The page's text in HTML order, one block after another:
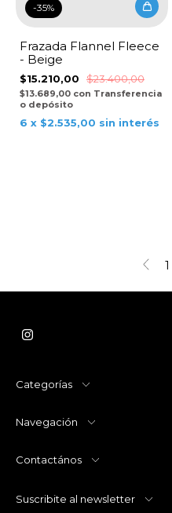
-35%
Frazada Flannel Fleece
- Beige
$15.210,00 $23.400,00
$13.689,00 con Transferencia
o depósito
6 x $2.535,00 sin interés
1
Categorías
Navegación
Contactános
Suscribite al newsletter